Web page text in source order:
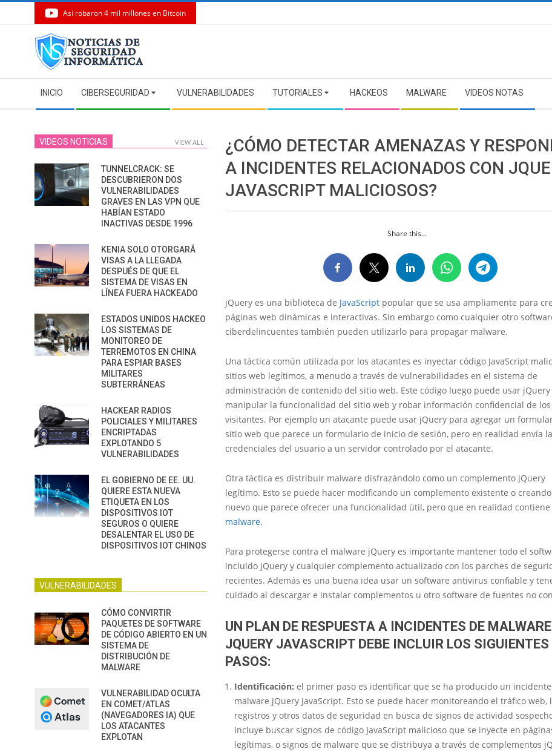
Así robaron 4 mil millones en Bitcoin
Navigation
Menu
INICIO CIBERSEGURIDAD VULNERABILIDADES TUTORIALES HACKEOS MALWARE VIDEOS NOTAS
¿CÓMO DETECTAR AMENAZAS Y
A INCIDENTES RELACIONADOS CON
JAVASCRIPT MALICIOSOS?
Share this...
jQuery es una biblioteca de JavaScript popular que se usa ampliamente para
páginas web dinámicas e interactivas. Sin embargo como cualquier otro
ciberdelincuentes también pueden utilizarlo para propagar malware.
Una táctica común utilizada por los atacantes es inyectar código JavaScript
sitios web legítimos, a menudo a través de vulnerabilidades en el sistema de
administración de contenido del sitio web. Este código luego puede usar jQuery
manipular la funcionalidad del sitio web y robar información confidencial de los
visitantes. Por ejemplo un atacante puede usar jQuery para agregar un
sitio web que parece un formulario de inicio de sesión, pero en realidad envía
credenciales del usuario a un servidor controlado por el atacante.
Otra táctica es distribuir malware disfrazándolo como un complemento jQuery
legítimo. Esto se puede hacer modificando un complemento existente o
nuevo que parece ofrecer una funcionalidad útil, pero que en realidad contiene
malware.
Para protegerse contra el malware jQuery es importante mantener todo el
incluido jQuery y cualquier complemento actualizado con los parches de
recientes. Además es una buena idea usar un software antivirus confiable y
cuidado al descargar e instalar complementos u otro software de fuentes no
UN PLAN DE RESPUESTA A INCIDENTES DE MALWARE
JQUERY JAVASCRIPT DEBE INCLUIR LOS SIGUIENTES
PASOS:
Identificación: el primer paso es identificar que se ha producido un
malware jQuery JavaScript. Esto se puede hacer monitoreando el tráfico web,
registros y otros datos de seguridad en busca de signos de actividad
incluye buscar signos de código JavaScript malicioso que se inyecte en
legítimas, o signos de malware que se distribuya a través de complementos
VIDEOS NOTICIAS VIEW ALL
TUNNELCRACK: SE
DESCUBRIERON DOS
VULNERABILIDADES
GRAVES EN LAS VPN QUE
HABÍAN ESTADO
INACTIVAS DESDE 1996
KENIA SOLO OTORGARÁ
VISAS A LA LLEGADA
DESPUÉS DE QUE EL
SISTEMA DE VISAS EN
LÍNEA FUERA HACKEADO
ESTADOS UNIDOS HACKEO
LOS SISTEMAS DE
MONITOREO DE
TERREMOTOS EN CHINA
PARA ESPIAR BASES
MILITARES
SUBTERRÁNEAS
HACKEAR RADIOS
POLICIALES Y MILITARES
ENCRIPTADAS
EXPLOTANDO 5
VULNERABILIDADES
EL GOBIERNO DE EE. UU.
QUIERE ESTA NUEVA
ETIQUETA EN LOS
DISPOSITIVOS IOT
SEGUROS O QUIERE
DESALENTAR EL USO DE
DISPOSITIVOS IOT CHINOS
VULNERABILIDADES
CÓMO CONVIRTIR
PAQUETES DE SOFTWARE
DE CÓDIGO ABIERTO EN UN
SISTEMA DE
DISTRIBUCIÓN DE
MALWARE
VULNERABILIDAD OCULTA
EN COMET/ATLAS
(NAVEGADORES IA) QUE
LOS ATACANTES
EXPLOTAN